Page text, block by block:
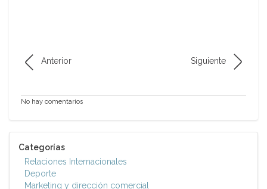
Anterior Siguiente
No hay comentarios
Categorías
Relaciones Internacionales
Deporte
Marketing y dirección comercial